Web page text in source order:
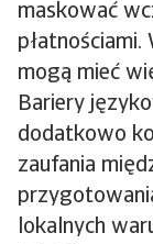
maskować
płatnościami.
mogą mieć
Bariery
dodatkowo
zaufania
lokalnych